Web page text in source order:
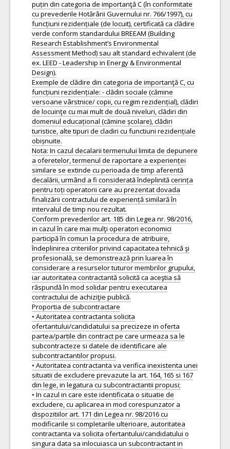
puțin din categoria de importanţă C (în conformitate
cu prevederile Hotărârii Guvernului nr. 766/1997), cu
funcțiuni rezidențiale (de locuit), certificată ca clădire
verde conform standardului BREEAM (Building
Research Establishment’s Environmental
Assessment Method) sau alt standard echivalent (de
ex. LEED - Leadership in Energy & Environmental
Design).
Exemple de clădire din categoria de importanţă C, cu
funcțiuni rezidențiale: - clădiri sociale (cămine
versoane vârstnice/ copii, cu regim rezidențial), clădiri
de locuinţe cu mai mult de două niveluri, clădiri din
domeniul educațional (cămine școlare), clădiri
turistice, alte tipuri de cladiri cu functiuni rezidențiale
obișnuite.
Nota: In cazul decalarii termenului limita de depunere
a oferetelor, termenul de raportare a experienței
similare se extinde cu perioada de timp aferentă
decalării, urmând a fi considerată îndeplinită cerința
pentru toți operatorii care au prezentat dovada
finalizării contractului de experiență similară în
intervalul de timp nou rezultat.
Conform prevederilor art. 185 din Legea nr. 98/2016,
in cazul în care mai mulţi operatori economici
participă în comun la procedura de atribuire,
îndeplinirea criteriilor privind capacitatea tehnică şi
profesională, se demonstrează prin luarea în
considerare a resurselor tuturor membrilor grupului,
iar autoritatea contractantă solicită ca aceştia să
răspundă în mod solidar pentru executarea
contractului de achiziţie publică.
Proportia de subcontractare
• Autoritatea contractanta solicita
ofertantului/candidatului sa precizeze in oferta
partea/partile din contract pe care urmeaza sa le
subcontracteze si datele de identificare ale
subcontractantilor propusi.
• Autoritatea contractanta va verifica inexistenta unei
situatii de excludere prevazute la art. 164, 165 si 167
din lege, in legatura cu subcontractantii propusi;
• In cazul in care este identificata o situatie de
excludere, cu aplicarea in mod corespunzator a
dispozitiilor art. 171 din Legea nr. 98/2016 cu
modificarile si completarile ulterioare, autoritatea
contractanta va solicita ofertantului/candidatului o
singura data sa inlocuiasca un subcontractant in